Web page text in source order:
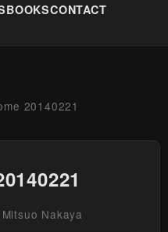
BOOKSCONTACT
20140221
Mitsuo Nakaya